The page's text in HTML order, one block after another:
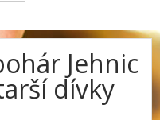
Jehnic
dívky